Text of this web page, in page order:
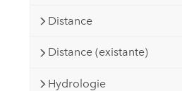
Distance
Distance (existante)
Hydrologie